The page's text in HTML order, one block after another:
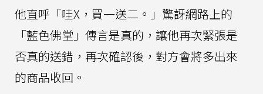
他直呼「哇X，買一送二。」驚訝網路上的
「藍色佛堂」傳言是真的，讓他再次緊張是
否真的送錯，再次確認後，對方會將多出來
的商品收回。